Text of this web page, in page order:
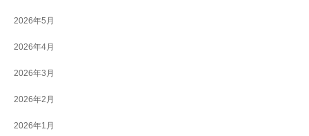
2026年5月
2026年4月
2026年3月
2026年2月
2026年1月